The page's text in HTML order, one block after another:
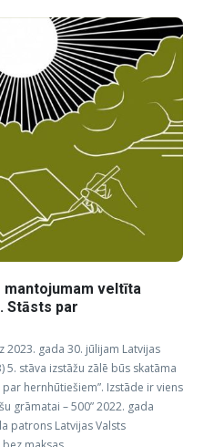
veltīta
Stāsts par
2023. gada 30. jūlijam Latvijas
5. stāva izstāžu zālē būs skatāma
hernhūtiešiem”. Izstāde ir viens
grāmatai – 500” 2022. gada
patrons Latvijas Valsts